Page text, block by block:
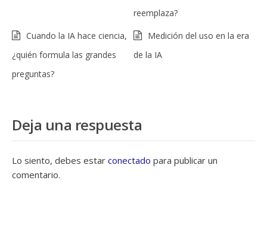
reemplaza?
Cuando la IA hace ciencia,
¿quién formula las grandes
preguntas?
Medición del uso en la era
de la IA
Deja una respuesta
Lo siento, debes estar conectado para publicar un
comentario.